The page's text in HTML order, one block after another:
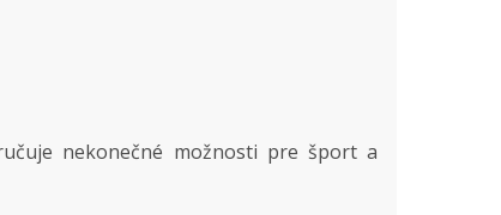
nekonečné možnosti pre šport a